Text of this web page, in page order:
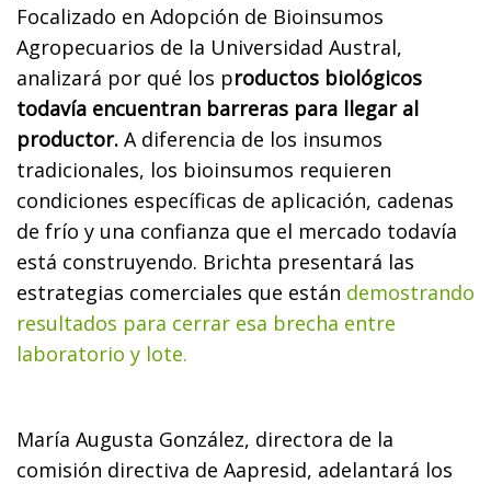
Focalizado en Adopción de Bioinsumos
Agropecuarios de la Universidad Austral,
analizará por qué los productos biológicos
todavía encuentran barreras para llegar al
productor. A diferencia de los insumos
tradicionales, los bioinsumos requieren
condiciones específicas de aplicación, cadenas
de frío y una confianza que el mercado todavía
está construyendo. Brichta presentará las
estrategias comerciales que están demostrando
resultados para cerrar esa brecha entre
laboratorio y lote.
María Augusta González, directora de la
comisión directiva de Aapresid, adelantará los